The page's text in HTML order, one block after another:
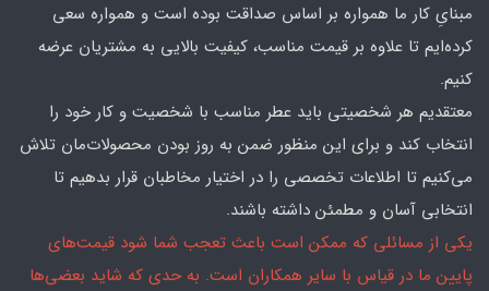
مبنایِ کار ما همواره بر اساس صداقت بوده است و همواره سعی
کرده‌ایم تا علاوه بر قیمت مناسب، کیفیت بالایی به مشتریان عرضه
کنیم.
معتقدیم هر شخصیتی باید عطر مناسب با شخصیت و کار خود را
انتخاب کند و برای این منظور ضمن به روز بودن محصولات‌مان تلاش
می‌کنیم تا اطلاعات تخصصی را در اختیار مخاطبان قرار بدهیم تا
انتخابی آسان و مطمئن داشته باشند.
یکی از مسائلی که ممکن است باعث تعجب شما شود قیمت‌های
پایین ما در قیاس با سایر همکاران است. به حدی که شاید بعضی‌ها